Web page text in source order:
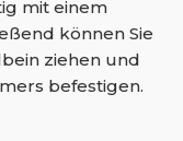
mit einem
können Sie
ziehen und
befestigen.